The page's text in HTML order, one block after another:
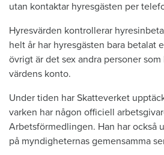
utan kontaktar hyresgästen per
Hyresvärden kontrollerar
helt år har hyresgästen bara betalat
övrigt är det sex andra personer
värdens konto.
Under tiden har Skatteverket
varken har någon officiell
Arbetsförmedlingen. Han har också
på myndigheternas gemensamma